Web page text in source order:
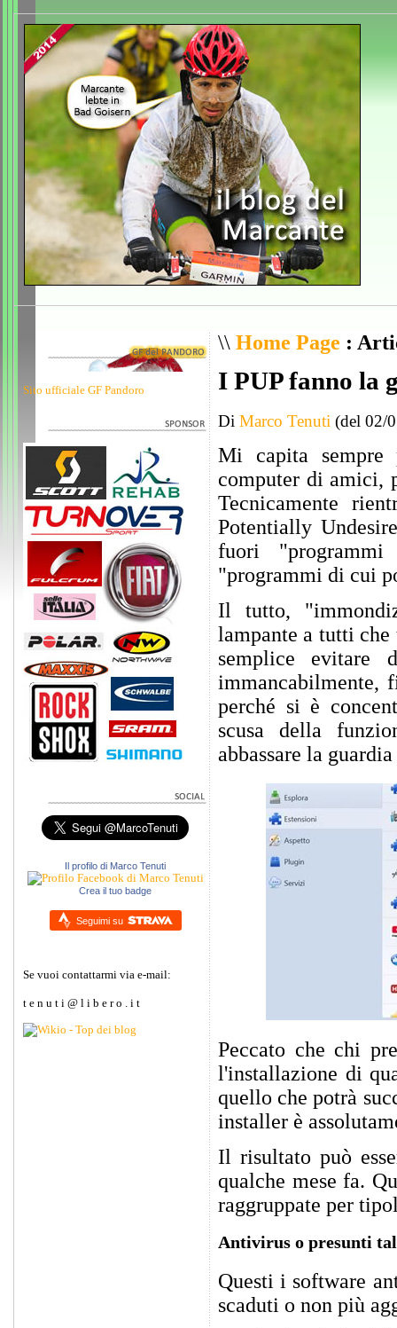
Sito ufficiale GF Pandoro
Il profilo di Marco Tenuti
Crea il tuo badge
Seguimi su
Se vuoi contattarmi via e-mail:
t e n u t i @ l i b e r o . i t
\\ Home Page :
I PUP fanno la
Di Marco Tenuti (del 02/
Mi capita
computer di amici,
Tecnicamente
Potentially
fuori "programmi
"programmi di cui
Il tutto,
lampante a tutti che
semplice evitare
immancabilmente,
perché si è
scusa della
abbassare la
Peccato che chi
l'installazione di
quello che potrà
installer è
Il risultato può
qualche mese fa.
raggruppate per
Antivirus o presunti
Questi i software
scaduti o non più